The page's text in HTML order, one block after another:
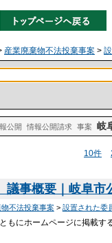
産業廃棄物不法投棄事案 >
公開 情報公開請求 事案 岐
10件
事概要｜岐阜市
物不法投棄事案> 設置された
もにホームページに掲載す